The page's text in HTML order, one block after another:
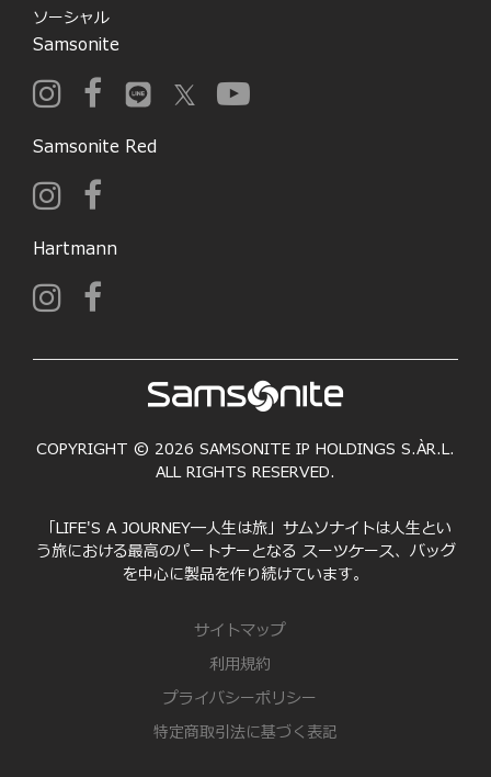
ソーシャル
Samsonite
Samsonite Red
Hartmann
COPYRIGHT © 2026 SAMSONITE IP HOLDINGS S.ÀR.L.
ALL RIGHTS RESERVED.
「LIFE'S A JOURNEY―人生は旅」サムソナイトは人生とい
う旅における最高のパートナーとなる スーツケース、バッグ
を中心に製品を作り続けています。
サイトマップ
利用規約
プライバシーポリシー
特定商取引法に基づく表記